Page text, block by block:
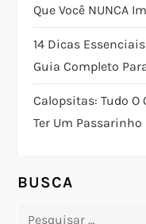
o
d
e
P
Que Você NUNCA
14 Dicas
Guia Completo
Calopsitas: Tudo O
Ter Um Passarinho
BUSCA
Pesquisar